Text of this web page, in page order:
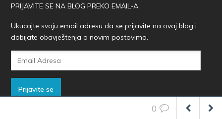
PRIJAVITE SE NA BLOG PREKO EMAIL-A
Ukucajte svoju email adresu da se prijavite na ovaj blog i
dobijate obavještenja o novim postovima.
Prijavite se
0